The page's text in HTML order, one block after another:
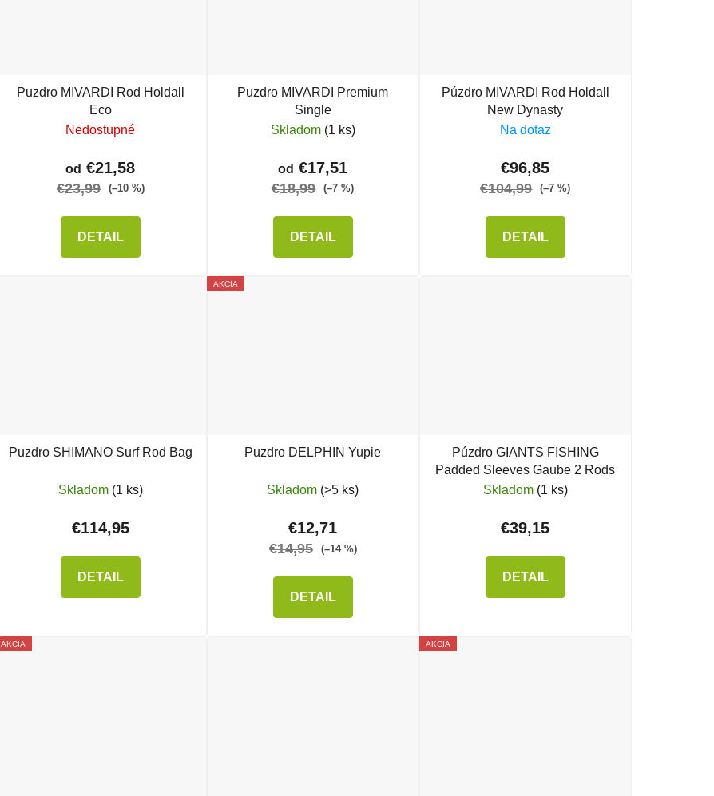
Puzdro MIVARDI Rod Holdall
Eco
Nedostupné
od €21,58
€23,99 (–10 %)
DETAIL
Puzdro MIVARDI Premium
Single
Skladom (1 ks)
od €17,51
€18,99 (–7 %)
DETAIL
Púzdro MIVARDI Rod Holdall
New Dynasty
Na dotaz
€96,85
€104,99 (–7 %)
DETAIL
Puzdro SHIMANO Surf Rod Bag
Skladom (1 ks)
€114,95
DETAIL
AKCIA
Puzdro DELPHIN Yupie
Skladom (>5 ks)
€12,71
€14,95 (–14 %)
DETAIL
Púzdro GIANTS FISHING
Padded Sleeves Gaube 2 Rods
Skladom (1 ks)
€39,15
DETAIL
AKCIA AKCIA